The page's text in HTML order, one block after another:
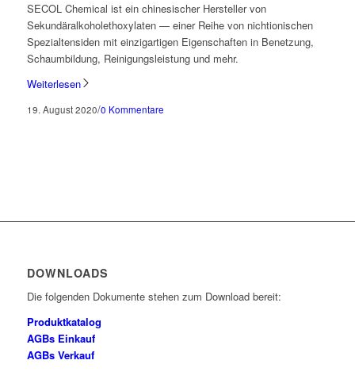
SECOL Chemical ist ein chinesischer Hersteller von
Sekundäralkoholethoxylaten — einer Reihe von nichtionischen
Spezialtensiden mit einzigartigen Eigenschaften in Benetzung,
Schaumbildung, Reinigungsleistung und mehr.
Weiterlesen
19. August 2020/0 Kommentare
DOWNLOADS
Die folgenden Dokumente stehen zum Download bereit:
Produktkatalog
AGBs Einkauf
AGBs Verkauf